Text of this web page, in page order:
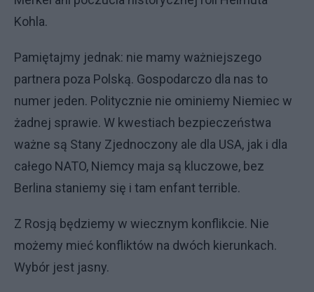
Kohla.
Pamiętajmy jednak: nie mamy ważniejszego
partnera poza Polską. Gospodarczo dla nas to
numer jeden. Politycznie nie ominiemy Niemiec w
żadnej sprawie. W kwestiach bezpieczeństwa
ważne są Stany Zjednoczony ale dla USA, jak i dla
całego NATO, Niemcy maja są kluczowe, bez
Berlina staniemy się i tam enfant terrible.
Z Rosją będziemy w wiecznym konflikcie. Nie
możemy mieć konfliktów na dwóch kierunkach.
Wybór jest jasny.